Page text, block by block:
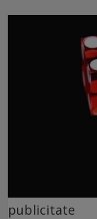
publicitate